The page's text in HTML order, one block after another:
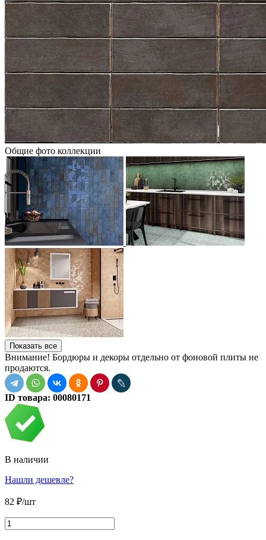
Общие фото коллекции
Показать все
Внимание! Бордюры и декоры отдельно от фоновой плиты не
продаются.
ID товара: 00080171
В наличии
Нашли дешевле?
82 ₽/шт